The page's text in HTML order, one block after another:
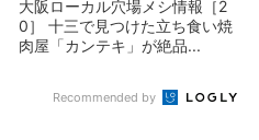
大阪ローカル穴場メシ情報［2
0］ 十三で見つけた立ち食い焼
肉屋「カンテキ」が絶品...
Recommended by